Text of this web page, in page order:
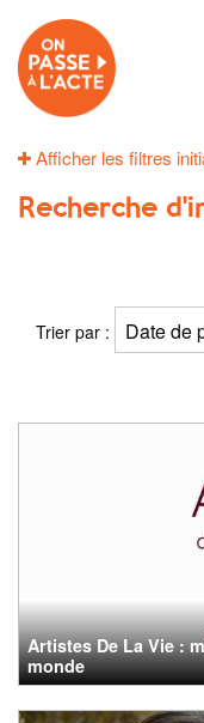
Afficher les filtres
Recherche
Trier par :
Artistes De La Vie :
monde